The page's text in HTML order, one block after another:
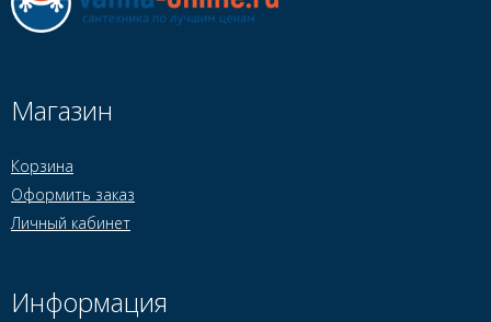
Магазин
Корзина
Оформить заказ
Личный кабинет
Информация